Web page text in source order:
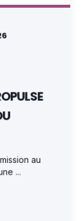
au
...